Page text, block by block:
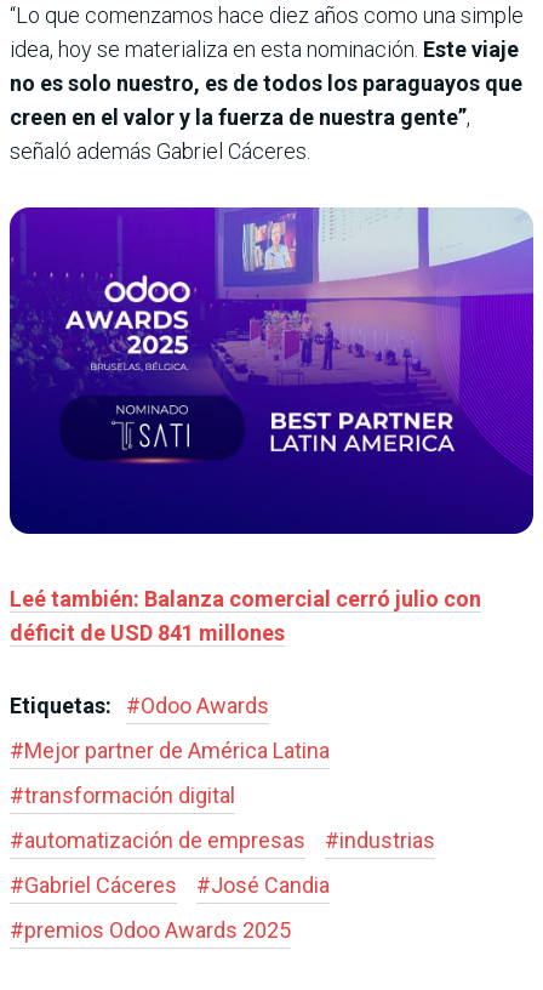
“Lo que comenzamos hace diez años como una simple
idea, hoy se materializa en esta nominación. Este viaje
no es solo nuestro, es de todos los paraguayos que
creen en el valor y la fuerza de nuestra gente”,
señaló además Gabriel Cáceres.
Leé también: Balanza comercial cerró julio con
déficit de USD 841 millones
Etiquetas: #Odoo Awards
#Mejor partner de América Latina
#transformación digital
#automatización de empresas #industrias
#Gabriel Cáceres #José Candia
#premios Odoo Awards 2025